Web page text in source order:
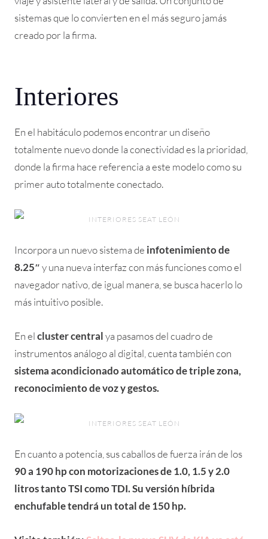
sistemas que lo convierten en el más seguro jamás
creado por la firma.
Interiores
En el habitáculo podemos encontrar un diseño
totalmente nuevo donde la conectividad es la prioridad,
donde la firma hace referencia a este modelo como su
primer auto totalmente conectado.
INTERIORES SEAT LEÓN
Incorpora un nuevo sistema de infotenimiento de
8.25″y una nueva interfaz con más funciones como el
navegador nativo, de igual manera, se busca hacerlo lo
más intuitivo posible.
En elcluster centralya pasamos del cuadro de
instrumentos análogo al digital, cuenta también con
sistema acondicionado automático de triple zona,
reconocimiento de voz y gestos.
INTERIORES SEAT LEÓN
En cuanto a potencia, sus caballos de fuerza irán de los
90 a 190 hp con motorizaciones de 1.0, 1.5 y 2.0
litros tanto TSI como TDI. Su versión híbrida
enchufable tendrá un total de 150 hp.